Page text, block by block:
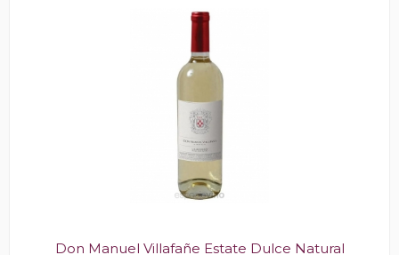
Don Manuel Villafañe Estate Dulce Natural